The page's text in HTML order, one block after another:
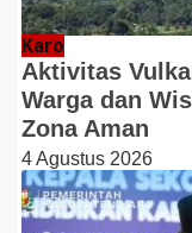
Karo
Aktivitas
Warga dan
Zona Aman
4 Agustus 2026